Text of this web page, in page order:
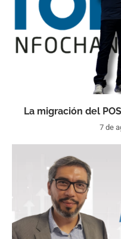
La migración del
7 de